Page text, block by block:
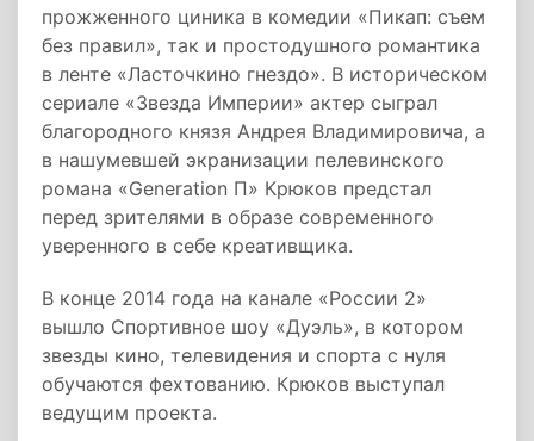
прожженного циника в комедии «Пикап: съем
без правил», так и простодушного романтика
в ленте «Ласточкино гнездо». В историческом
сериале «Звезда Империи» актер сыграл
благородного князя Андрея Владимировича, а
в нашумевшей экранизации пелевинского
романа «Generation П» Крюков предстал
перед зрителями в образе современного
уверенного в себе креативщика.
В конце 2014 года на канале «России 2»
вышло Спортивное шоу «Дуэль», в котором
звезды кино, телевидения и спорта с нуля
обучаются фехтованию. Крюков выступал
ведущим проекта.